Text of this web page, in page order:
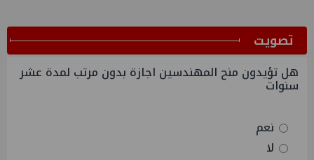
ﺗﺼﻮﻳﺖ
هل تؤيدون منح المهندسين اجازة بدون مرتب لمدة عشر
سنوات
نعم
لا